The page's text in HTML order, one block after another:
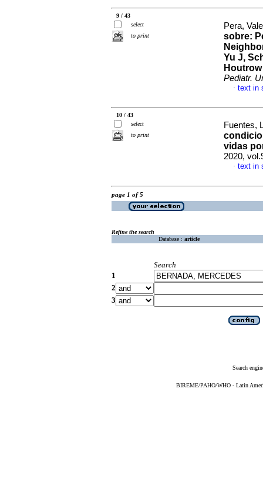
9 / 43
select
to print
Pera,
sobre:
Yu J,
Pediatr.
· text in
10 / 43
select
to print
Fuentes,
vidas
2020,
· text in
page 1 of 5
Refine the search
Database : article
Search
1
2
3
Search
BIREME/PAHO/WHO - Latin